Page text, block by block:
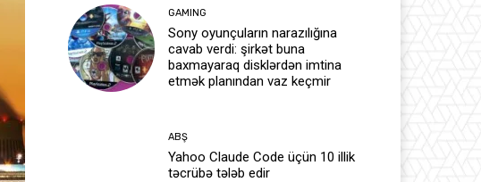
GAMING
Sony oyunçuların narazılığına
cavab verdi: şirkət buna
baxmayaraq disklərdən imtina
etmək planından vaz keçmir
ABŞ
Yahoo Claude Code üçün 10 illik
təcrübə tələb edir